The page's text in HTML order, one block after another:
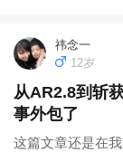
祎念一
12岁
从AR2.8到斩
事外包了
这篇文章还是在